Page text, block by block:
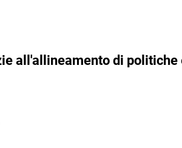
all'allineamento di politiche